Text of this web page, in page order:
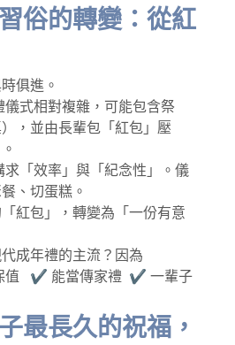
俗的轉變：從紅
俱進。
式相對複雜，可能包含祭
，並由長輩包「紅包」壓
「效率」與「紀念性」。儀
、切蛋糕。
紅包」，轉變為「一份有意
成年禮的主流？因為
值 ✔ 能當傳家禮 ✔ 一輩子
最長久的祝福，